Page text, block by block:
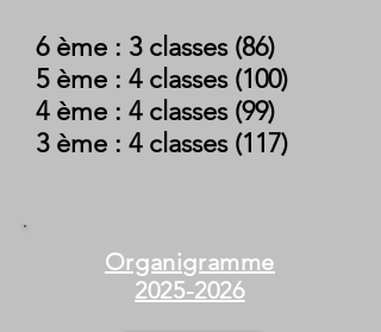
6 ème : 3 classes (86)
5 ème : 4 classes (100)
4 ème : 4 classes (99)
3 ème : 4 classes (117)
Organigramme
2025-2026